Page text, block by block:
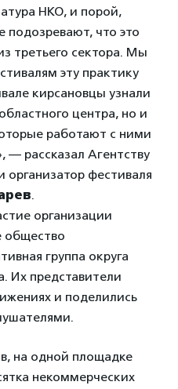
НКО, и порой,
подозревают, что это
третьего сектора. Мы
эту практику
кирсановцы узнали
центра, но и
работают с ними
рассказал Агентству
фестиваля
.
организации
общество
группа округа
Их представители
и поделились
на одной площадке
некоммерческих